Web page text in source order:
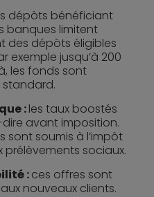
dépôts bénéficiant
banques limitent
des dépôts éligibles
exemple jusqu’à 200
les fonds sont
standard.
:les taux boostés
avant imposition.
sont soumis à l’impôt
prélèvements sociaux.
:ces offres sont
nouveaux clients.